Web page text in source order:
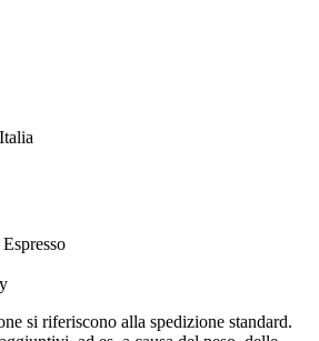
si riferiscono alla spedizione standard.